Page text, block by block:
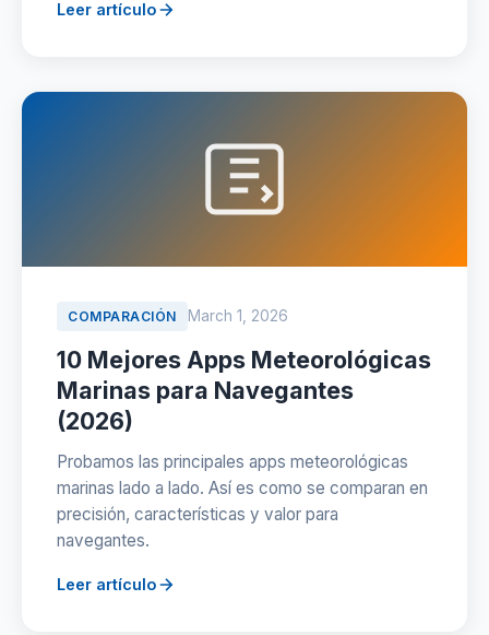
Leer artículo
COMPARACIÓN March 1, 2026
10 Mejores Apps Meteorológicas
Marinas para Navegantes
(2026)
Probamos las principales apps meteorológicas
marinas lado a lado. Así es como se comparan en
precisión, características y valor para
navegantes.
Leer artículo